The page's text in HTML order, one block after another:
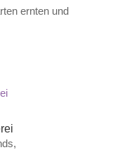
ernten und
,